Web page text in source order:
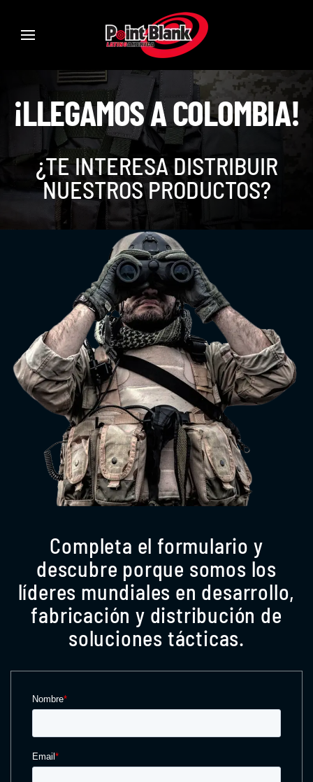
¡LLEGAMOS A COLOMBIA!
¿TE INTERESA DISTRIBUIR
NUESTROS PRODUCTOS?
Completa el formulario y
descubre porque somos los
líderes mundiales en desarrollo,
fabricación y distribución de
soluciones tácticas.